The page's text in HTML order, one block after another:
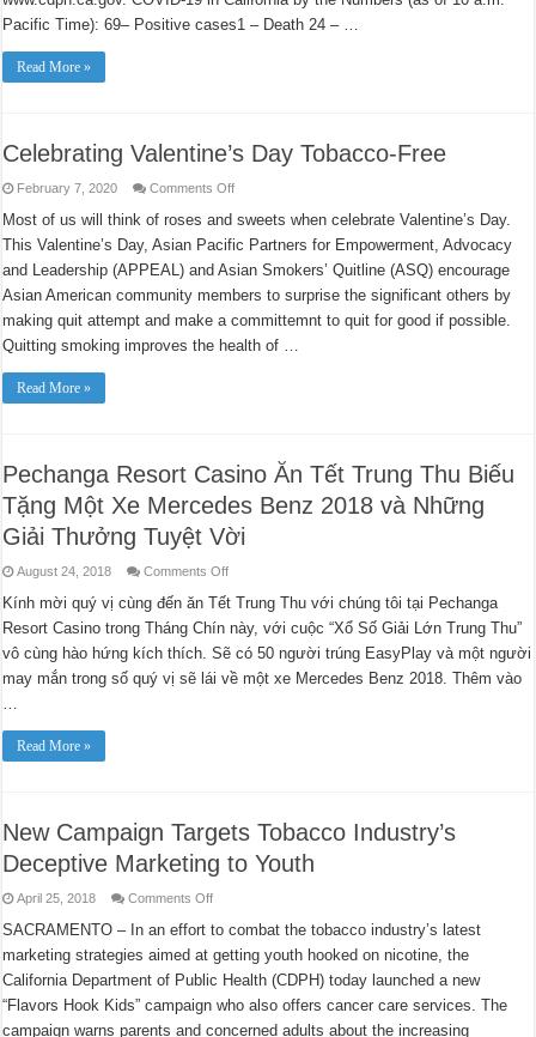
Facts
Pacific Time): 69– Positive cases1 – Death 24 – …
Read More »
Celebrating Valentine’s Day Tobacco-Free
February 7, 2020 Comments Offon
Valentine’s
Day
Tobacco-
Most of us will think of roses and sweets when celebrate Valentine’s Day.
This Valentine’s Day, Asian Pacific Partners for Empowerment, Advocacy
and Leadership (APPEAL) and Asian Smokers’ Quitline (ASQ) encourage
Asian American community members to surprise the significant others by
making quit attempt and make a committemnt to quit for good if possible.
Quitting smoking improves the health of …
Read More »
Pechanga Resort Casino Ăn Tết Trung Thu Biếu
Tặng Một Xe Mercedes Benz 2018 và Những
Giải Thưởng Tuyệt Vời
August 24, 2018 Comments Offon
Resort
Casino
Ăn
Tết
Trung
Thu
Biếu
Thưởng
Tuyệt
Vời
Kính mời quý vị cùng đến ăn Tết Trung Thu với chúng tôi tại Pechanga
Resort Casino trong Tháng Chín này, với cuộc “Xổ Số Giải Lớn Trung Thu”
vô cùng hào hứng kích thích. Sẽ có 50 người trúng EasyPlay và một người
may mắn trong số quý vị sẽ lái về một xe Mercedes Benz 2018. Thêm vào
…
Read More »
New Campaign Targets Tobacco Industry’s
Deceptive Marketing to Youth
April 25, 2018 Comments Offon
Campaign
Targets
Tobacco
Industry’s
Deceptive
Marketing
to
Youth
SACRAMENTO – In an effort to combat the tobacco industry’s latest
marketing strategies aimed at getting youth hooked on nicotine, the
California Department of Public Health (CDPH) today launched a new
“Flavors Hook Kids” campaign who also offers cancer care services. The
campaign warns parents and concerned adults about the increasing